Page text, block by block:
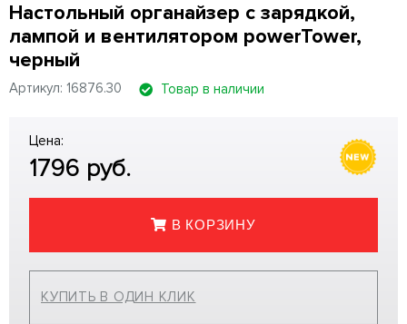
Настольный органайзер с зарядкой,
лампой и вентилятором powerTower,
черный
Артикул: 16876.30 Товар в наличии
Цена:
1796 руб.
В КОРЗИНУ
КУПИТЬ В ОДИН КЛИК